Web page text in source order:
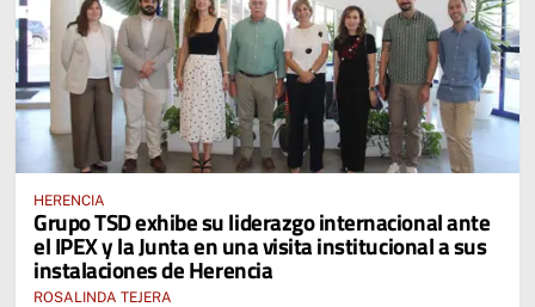
HERENCIA
Grupo TSD exhibe su liderazgo internacional ante
el IPEX y la Junta en una visita institucional a sus
instalaciones de Herencia
ROSALINDA TEJERA